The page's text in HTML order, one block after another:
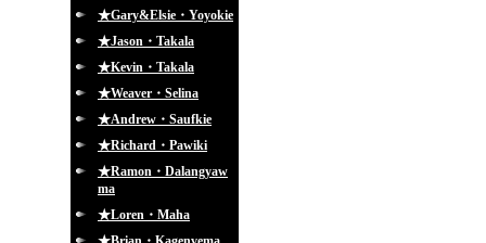
★Gary&Elsie・Yoyokie
★Jason・Takala
★Kevin・Takala
★Weaver・Selina
★Andrew・Saufkie
★Richard・Pawiki
★Ramon・Dalangyaw
ma
★Loren・Maha